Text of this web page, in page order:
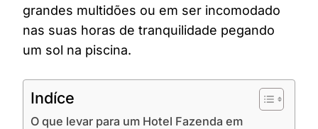
grandes multidões ou em ser incomodado
nas suas horas de tranquilidade pegando
um sol na piscina.
Indíce
O que levar para um Hotel Fazenda em